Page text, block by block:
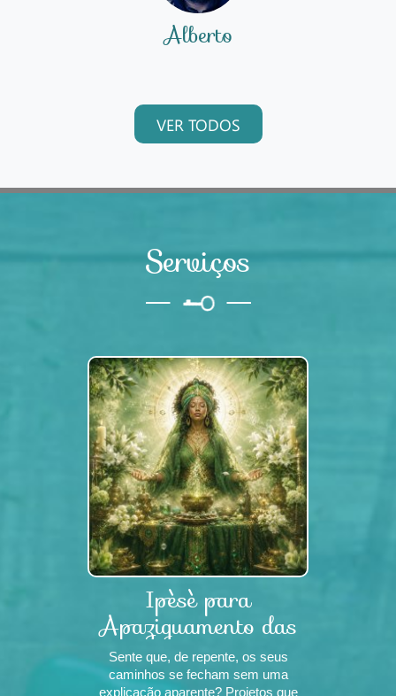
Alberto
VER TODOS
Serviços
Ipèsè para
Apaziguamento das
Grandes Mães e
Equilí
Sente que, de repente, os seus
caminhos se fecham sem uma
explicação aparente? Projetos que